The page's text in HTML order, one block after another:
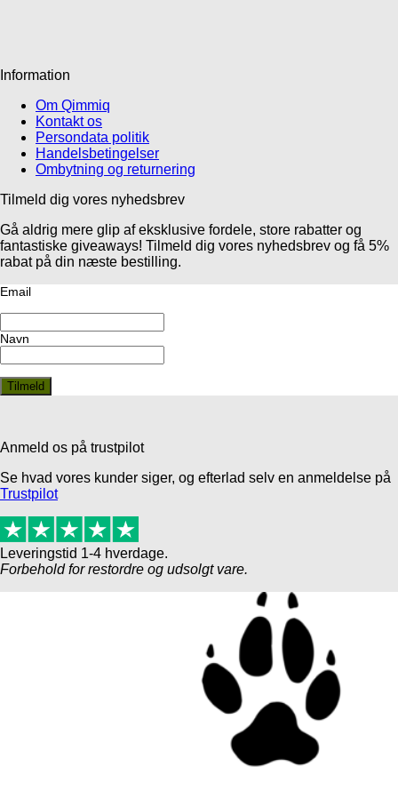
Information
Om Qimmiq
Kontakt os
Persondata politik
Handelsbetingelser
Ombytning og returnering
Tilmeld dig vores nyhedsbrev
Gå aldrig mere glip af eksklusive fordele, store rabatter og
fantastiske giveaways! Tilmeld dig vores nyhedsbrev og få 5%
rabat på din næste bestilling.
Email
Navn
Anmeld os på trustpilot
Se hvad vores kunder siger, og efterlad selv en anmeldelse på
Trustpilot
Leveringstid 1-4 hverdage.
Forbehold for restordre og udsolgt vare.